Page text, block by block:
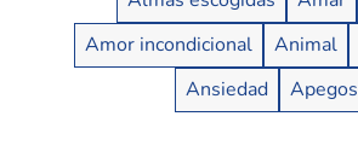
Amor incondicional
Animal
Ansiedad
Apegos